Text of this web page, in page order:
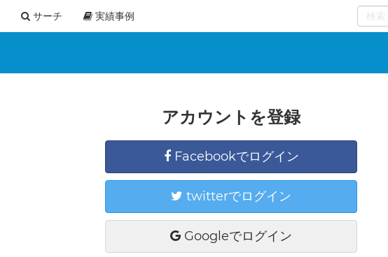
サーチ 実績事例
0
アカウントを登録
Facebookでログイン
twitterでログイン
Googleでログイン